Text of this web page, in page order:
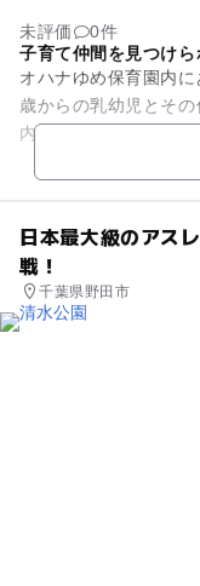
未評価
0件
子育て仲間を見つけら
オハナゆめ保育園内
歳からの乳幼児とそ
内にはおもちゃや遊
由に遊べるようにな
日本最大級のアス
戦！
千葉県野田市